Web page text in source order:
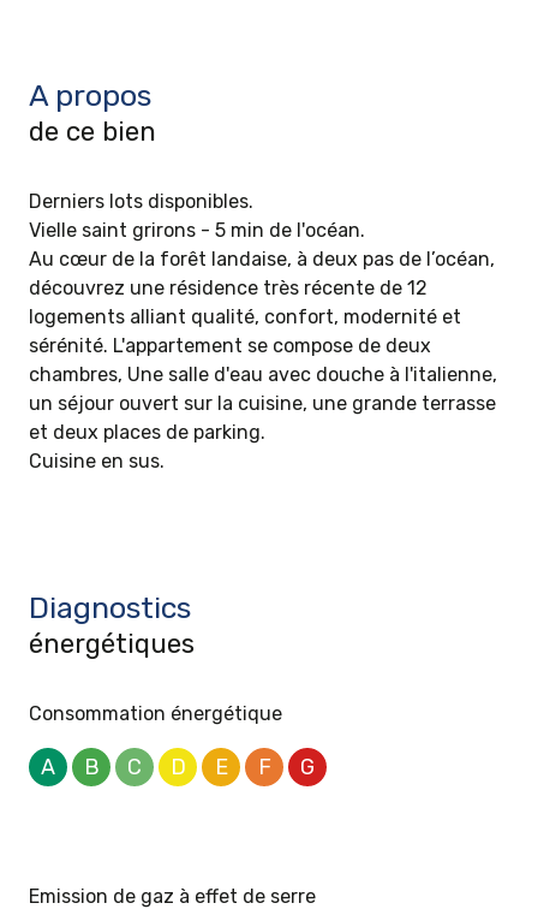
A propos
de ce bien
Derniers lots disponibles.
Vielle saint grirons - 5 min de l'océan.
Au cœur de la forêt landaise, à deux pas de l’océan,
découvrez une résidence très récente de 12
logements alliant qualité, confort, modernité et
sérénité. L'appartement se compose de deux
chambres, Une salle d'eau avec douche à l'italienne,
un séjour ouvert sur la cuisine, une grande terrasse
et deux places de parking.
Cuisine en sus.
Diagnostics
énergétiques
Consommation énergétique
A B C D E F G
Emission de gaz à effet de serre